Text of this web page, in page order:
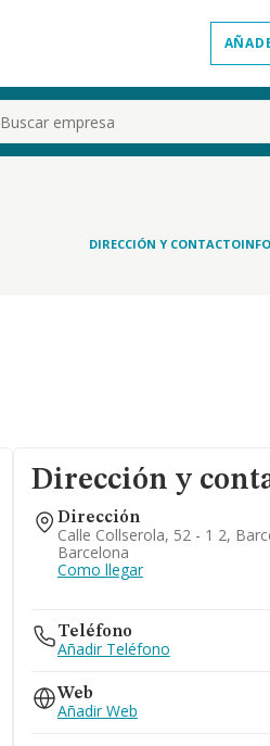
DIRECCIÓN Y CONTACTO
Dirección y
Dirección
Calle Collserola, 52 - 1 2,
Barcelona
Como llegar
Teléfono
Añadir Teléfono
Web
Añadir Web